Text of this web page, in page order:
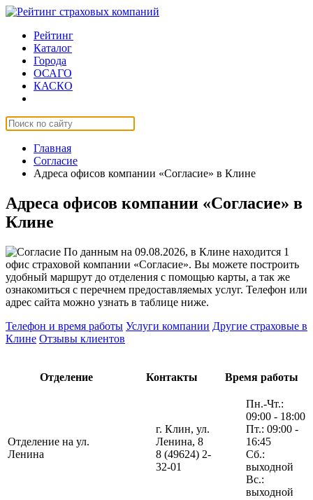
Рейтинг
Каталог
Города
ОСАГО
КАСКО
Главная
Согласие
Адреса офисов компании «Согласие» в Клине
Адреса офисов компании «Согласие» в
Клине
По данным на 09.08.2026, в Клине находится 1
офис страховой компании «Согласие». Вы можете построить
удобный маршрут до отделения с помощью карты, а так же
ознакомиться с перечнем предоставляемых услуг. Телефон или
адрес сайта можно узнать в таблице ниже.
Телефон и время работы Услуги компании Другие страховые в
Клине Отзывы клиентов
Отделение Контакты Время работы
Отделение на ул.
Ленина
г. Клин, ул.
Ленина, 8
8 (49624) 2-
32-01
Пн.-Чт.:
09:00 - 18:00
Пт.: 09:00 -
16:45
Сб.:
выходной
Вс.:
выходной